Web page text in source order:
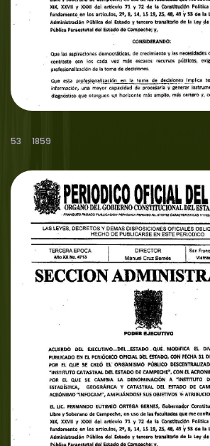
53 1859